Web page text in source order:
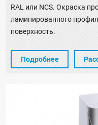
RAL или NCS. Окраска
ламинированного
поверхность.
Подробнее